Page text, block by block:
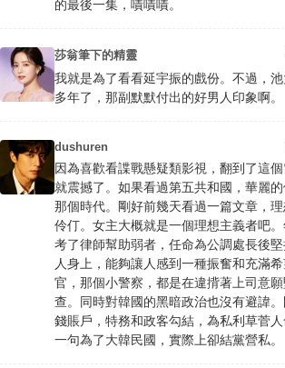
的最後一集，嘖嘖嘖。
莎翁筆下的精靈
我就是為了看看延宇振的戲份。不過，池
多年了，那副默默付出的好男人印象啊。
dushuren
因為喜歡看諜戰懸疑類影視，翻到了這
就震撼了。如果看過第五共和國，華麗
那個時代。剛好前幾天看過一篇文章，
伶仃。女主大概就是一個理想主義者吧。
考了律師幫助弱者，任命為公調處長後
人身上，能夠讓人感到一種振奮和充滿
官，那個小警察，都是在違揹著上司意
查。同時對韓國的黑暗政治也沒有避諱
錢賬戶，特務和政客勾結，為私利草菅
一句為了大韓民國，實際上卻結黨營私。